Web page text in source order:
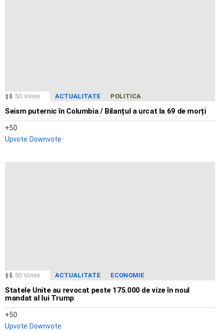
50 Votes ACTUALITATE POLITICA
Seism puternic în Columbia / Bilanțul a urcat la 69 de morți
50
Upvote Downvote
50 Votes ACTUALITATE ECONOMIE
Statele Unite au revocat peste 175.000 de vize în noul
mandat al lui Trump
50
Upvote Downvote